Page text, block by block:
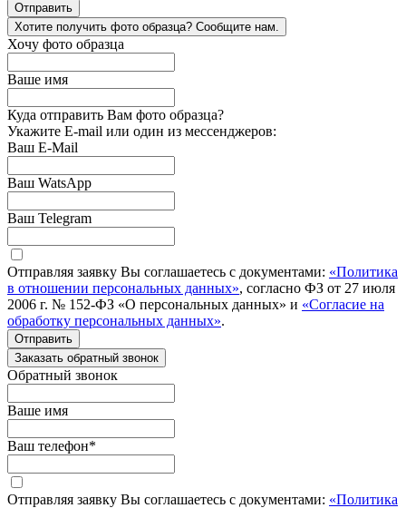
Отправить
Хотите получить фото образца? Сообщите нам.
Хочу фото образца
Ваше имя
Куда отправить Вам фото образца?
Укажите E-mail или один из мессенджеров:
Ваш E-Mail
Ваш WatsApp
Ваш Telegram
Отправляя заявку Вы соглашаетесь с документами: «Политика
в отношении персональных данных», согласно ФЗ от 27 июля
2006 г. № 152-ФЗ «О персональных данных» и «Согласие на
обработку персональных данных».
Отправить
Заказать обратный звонок
Обратный звонок
Ваше имя
Ваш телефон*
Отправляя заявку Вы соглашаетесь с документами: «Политика